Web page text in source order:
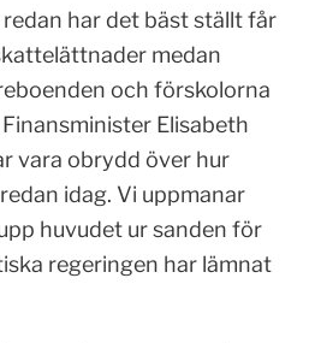
har det bäst ställt får
medan
och förskolorna
Elisabeth
vara obrydd över hur
idag. Vi uppmanar
huvudet ur sanden för
regeringen har lämnat